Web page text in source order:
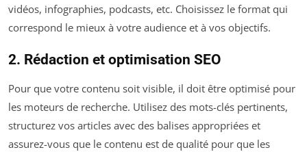
vidéos, infographies, podcasts, etc. Choisissez le format qui
correspond le mieux à votre audience et à vos objectifs.
2. Rédaction et optimisation SEO
Pour que votre contenu soit visible, il doit être optimisé pour
les moteurs de recherche. Utilisez des mots-clés pertinents,
structurez vos articles avec des balises appropriées et
assurez-vous que le contenu est de qualité pour que les